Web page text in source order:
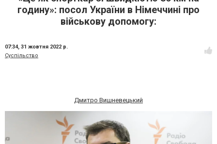
годину»: посол України в Німеччині про
військову допомогу:
07:34, 31 жовтня 2022 р.
Суспільство
Дмитро Вишневецький